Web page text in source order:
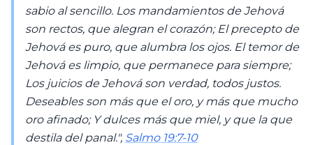
sabio al sencillo. Los mandamientos de Jehová
son rectos, que alegran el corazón; El precepto de
Jehová es puro, que alumbra los ojos. El temor de
Jehová es limpio, que permanece para siempre;
Los juicios de Jehová son verdad, todos justos.
Deseables son más que el oro, y más que mucho
oro afinado; Y dulces más que miel, y que la que
destila del panal.", Salmo 19:7-10